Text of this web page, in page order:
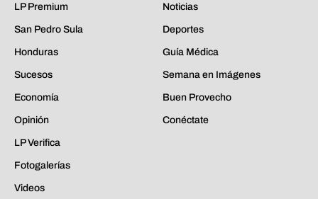
LP Premium
San Pedro Sula
Honduras
Sucesos
Economía
Opinión
LP Verifica
Fotogalerías
Videos
Noticias
Deportes
Guía Médica
Semana en Imágenes
Buen Provecho
Conéctate